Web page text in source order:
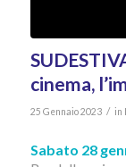
cinema,
25 Gennaio 2023 / in
Sabato 28